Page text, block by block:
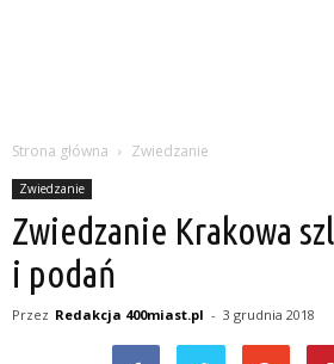
Strona główna Zwiedzanie
Zwiedzanie
Zwiedzanie Krakowa
i podań
Przez Redakcja 400miast.pl - 3 grudnia 2018